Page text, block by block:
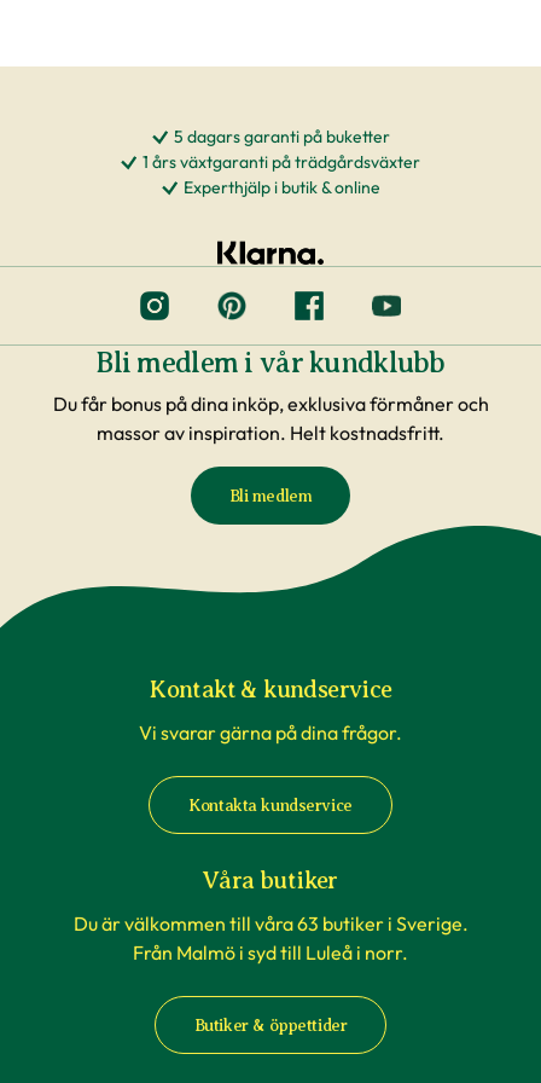
5 dagars garanti på buketter
1 års växtgaranti på trädgårdsväxter
Experthjälp i butik & online
Bli medlem i vår kundklubb
Du får bonus på dina inköp, exklusiva förmåner och
massor av inspiration. Helt kostnadsfritt.
Bli medlem
Kontakt & kundservice
Vi svarar gärna på dina frågor.
Kontakta kundservice
Våra butiker
Du är välkommen till våra 63 butiker i Sverige.
Från Malmö i syd till Luleå i norr.
Butiker & öppettider